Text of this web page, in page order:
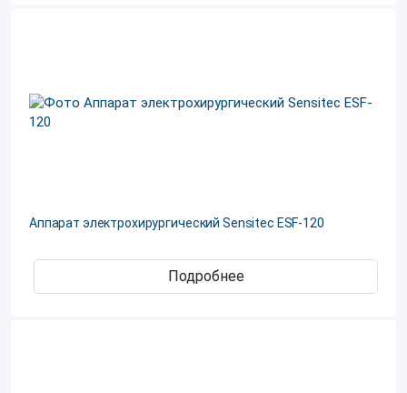
Аппарат электрохирургический Sensitec ESF-120
Подробнее